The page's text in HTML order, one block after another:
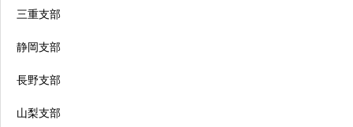
三重支部
静岡支部
長野支部
山梨支部